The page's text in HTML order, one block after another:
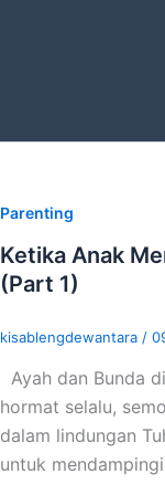
Parenting
Ketika Anak
(Part 1)
kisablengdewantara /
Ayah dan Bunda
hormat selalu,
dalam lindungan
untuk mendampingi